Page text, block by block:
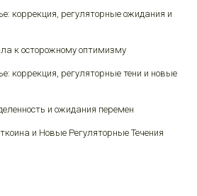
коррекция, регуляторные ожидания и
к осторожному оптимизму
коррекция, регуляторные тени и новые
и ожидания перемен
и Новые Регуляторные Течения